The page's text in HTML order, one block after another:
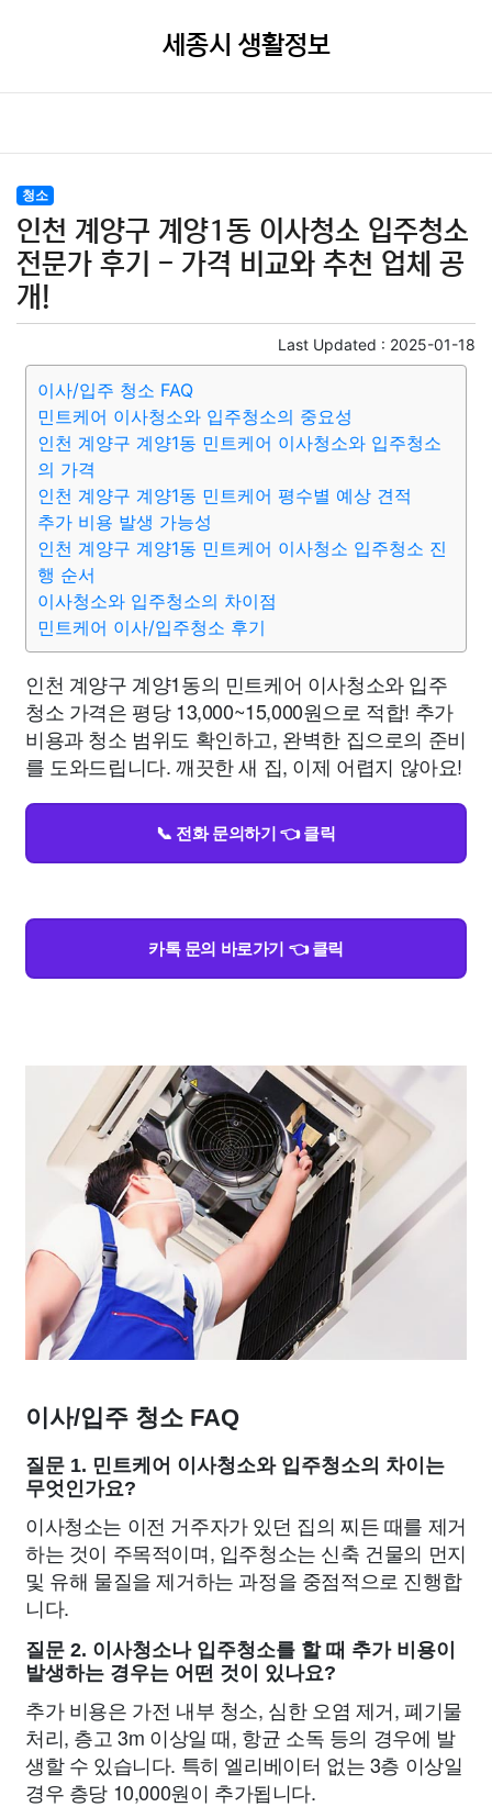
세종시 생활정보
청소
인천 계양구 계양1동 이사청소 입주청소
전문가 후기 - 가격 비교와 추천 업체 공
개!
Last Updated : 2025-01-18
이사/입주 청소 FAQ
민트케어 이사청소와 입주청소의 중요성
인천 계양구 계양1동 민트케어 이사청소와 입주청소
의 가격
인천 계양구 계양1동 민트케어 평수별 예상 견적
추가 비용 발생 가능성
인천 계양구 계양1동 민트케어 이사청소 입주청소 진
행 순서
이사청소와 입주청소의 차이점
민트케어 이사/입주청소 후기
인천 계양구 계양1동의 민트케어 이사청소와 입주
청소 가격은 평당 13,000~15,000원으로 적합! 추가
비용과 청소 범위도 확인하고, 완벽한 집으로의 준비
를 도와드립니다. 깨끗한 새 집, 이제 어렵지 않아요!
📞 전화 문의하기 👈 클릭
카톡 문의 바로가기 👈 클릭
이사/입주 청소 FAQ
질문 1. 민트케어 이사청소와 입주청소의 차이는
무엇인가요?
이사청소는 이전 거주자가 있던 집의 찌든 때를 제거
하는 것이 주목적이며, 입주청소는 신축 건물의 먼지
및 유해 물질을 제거하는 과정을 중점적으로 진행합
니다.
질문 2. 이사청소나 입주청소를 할 때 추가 비용이
발생하는 경우는 어떤 것이 있나요?
추가 비용은 가전 내부 청소, 심한 오염 제거, 폐기물
처리, 층고 3m 이상일 때, 항균 소독 등의 경우에 발
생할 수 있습니다. 특히 엘리베이터 없는 3층 이상일
경우 층당 10,000원이 추가됩니다.